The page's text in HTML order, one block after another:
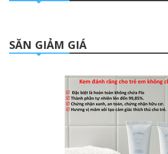
SĂN GIẢM GIÁ